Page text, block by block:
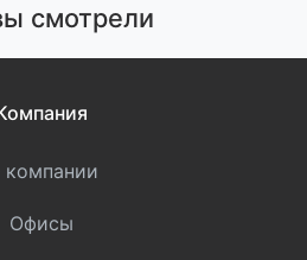
смотрели
компании
Офисы